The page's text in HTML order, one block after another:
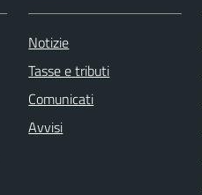
Notizie
Tasse e tributi
Comunicati
Avvisi